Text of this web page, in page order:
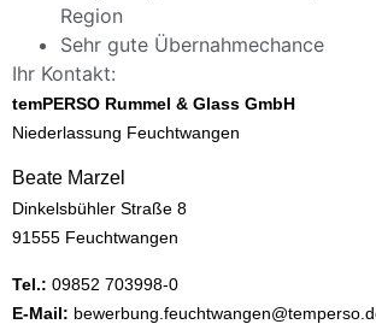
Region
Sehr gute Übernahmechance
Ihr Kontakt:
temPERSO Rummel & Glass GmbH
Niederlassung Feuchtwangen
Beate Marzel
Dinkelsbühler Straße 8
91555 Feuchtwangen
Tel.: 09852 703998-0
E-Mail: